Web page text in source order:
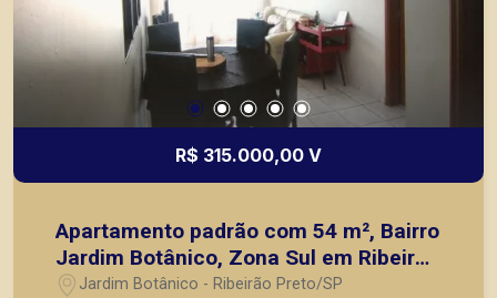
R$ 315.000,00 V
Apartamento padrão com 54 m², Bairro
Jardim Botânico, Zona Sul em Ribeirão
Preto/SP.
Jardim Botânico - Ribeirão Preto/SP